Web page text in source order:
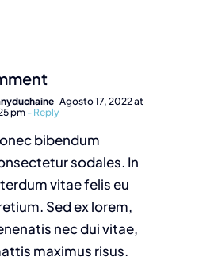
Agosto 17, 2022 at
pm- Reply
bibendum
sodales. In
vitae felis eu
Sed ex lorem,
nec dui vitae,
maximus risus.